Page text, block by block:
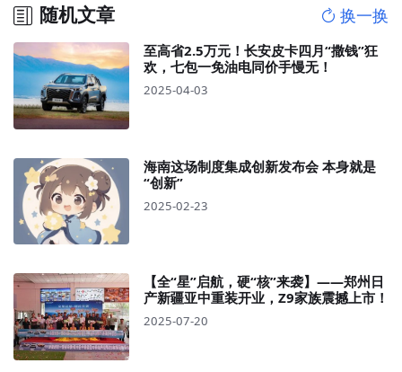
随机文章 换一换
至高省2.5万元！长安皮卡四月“撒钱”狂
欢，七包一免油电同价手慢无！
2025-04-03
海南这场制度集成创新发布会 本身就是
“创新”
2025-02-23
【全“星”启航，硬“核”来袭】——郑州日
产新疆亚中重装开业，Z9家族震撼上市！
2025-07-20